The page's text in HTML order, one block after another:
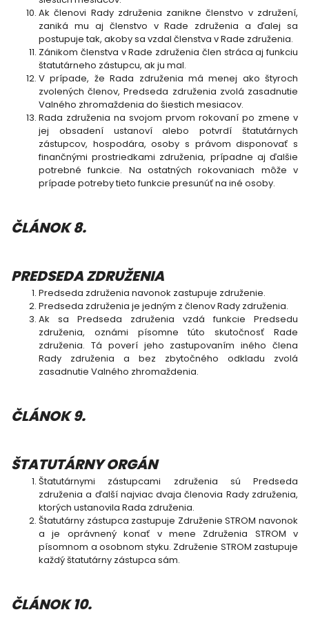
Ak členovi Rady združenia zanikne členstvo v združení,
zaniká mu aj členstvo v Rade združenia a ďalej sa
postupuje tak, akoby sa vzdal členstva v Rade združenia.
Zánikom členstva v Rade združenia člen stráca aj funkciu
štatutárneho zástupcu, ak ju mal.
V prípade, že Rada združenia má menej ako štyroch
zvolených členov, Predseda združenia zvolá zasadnutie
Valného zhromaždenia do šiestich mesiacov.
Rada združenia na svojom prvom rokovaní po zmene v
jej obsadení ustanoví alebo potvrdí štatutárnych
zástupcov, hospodára, osoby s právom disponovať s
finančnými prostriedkami združenia, prípadne aj ďalšie
potrebné funkcie. Na ostatných rokovaniach môže v
prípade potreby tieto funkcie presunúť na iné osoby.
ČLÁNOK 8.
PREDSEDA ZDRUŽENIA
Predseda združenia navonok zastupuje združenie.
Predseda združenia je jedným z členov Rady združenia.
Ak sa Predseda združenia vzdá funkcie Predsedu
združenia, oznámi písomne túto skutočnosť Rade
združenia. Tá poverí jeho zastupovaním iného člena
Rady združenia a bez zbytočného odkladu zvolá
zasadnutie Valného zhromaždenia.
ČLÁNOK 9.
ŠTATUTÁRNY ORGÁN
Štatutárnymi zástupcami združenia sú Predseda
združenia a ďalší najviac dvaja členovia Rady združenia,
ktorých ustanovila Rada združenia.
Štatutárny zástupca zastupuje Združenie STROM navonok
a je oprávnený konať v mene Združenia STROM v
písomnom a osobnom styku. Združenie STROM zastupuje
každý štatutárny zástupca sám.
ČLÁNOK 10.